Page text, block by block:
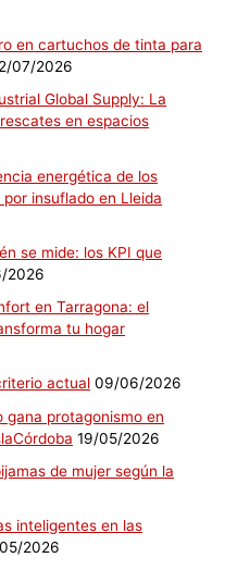
en cartuchos de tinta para
07/2026
Global Supply: La
en espacios
energética de los
insuflado en Lleida
se mide: los KPI que
2026
en Tarragona: el
tu hogar
actual 09/06/2026
gana protagonismo en
19/05/2026
de mujer según la
inteligentes en las
2026